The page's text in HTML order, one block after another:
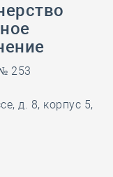
253
д. 8, корпус 5,